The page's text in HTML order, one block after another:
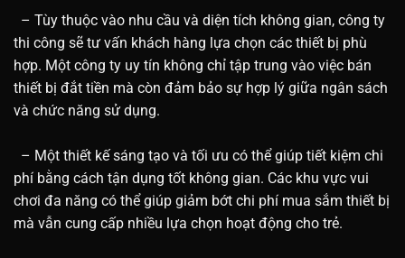
– Tùy thuộc vào nhu cầu và diện tích không gian, công ty
thi công sẽ tư vấn khách hàng lựa chọn các thiết bị phù
hợp. Một công ty uy tín không chỉ tập trung vào việc bán
thiết bị đắt tiền mà còn đảm bảo sự hợp lý giữa ngân sách
và chức năng sử dụng.
– Một thiết kế sáng tạo và tối ưu có thể giúp tiết kiệm chi
phí bằng cách tận dụng tốt không gian. Các khu vực vui
chơi đa năng có thể giúp giảm bớt chi phí mua sắm thiết bị
mà vẫn cung cấp nhiều lựa chọn hoạt động cho trẻ.